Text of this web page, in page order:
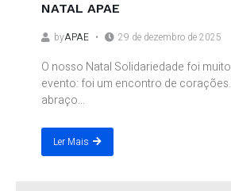
NATAL APAE
byAPAE 29 de dezembro de 2025
O nosso Natal Solidariedade foi
evento: foi um encontro de
abraço...
Ler Mais